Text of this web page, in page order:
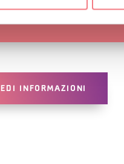
INFORMAZIONI